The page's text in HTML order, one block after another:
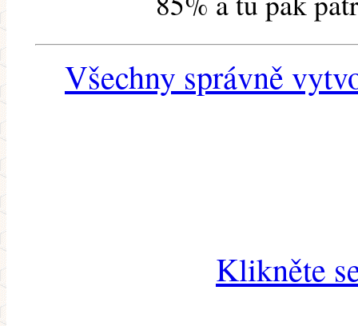
Všechny správně
Klikněte